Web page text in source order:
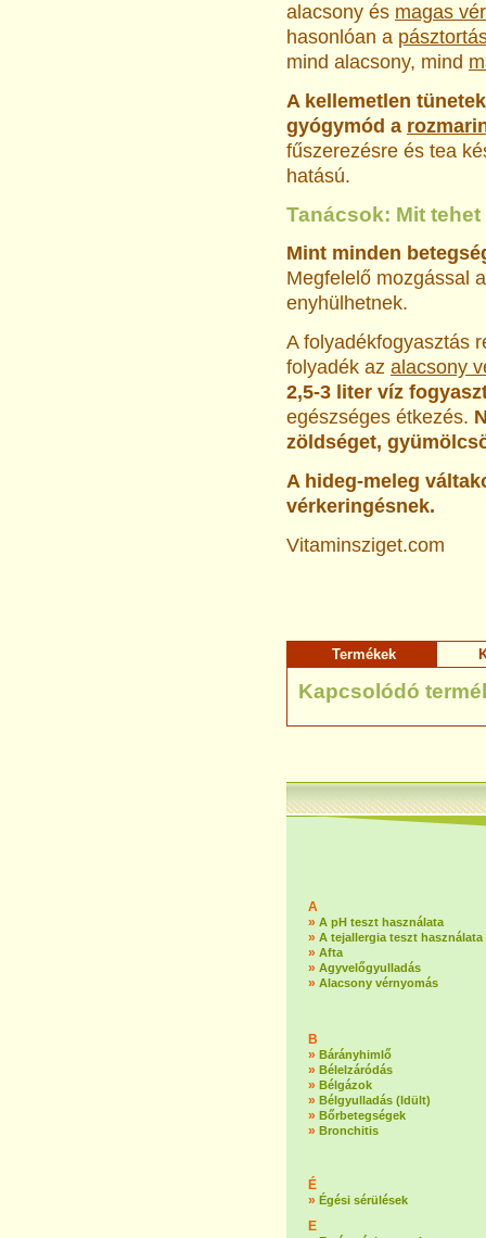
alacsony és magas
hasonlóan a
mind alacsony, mind
A kellemetlen
gyógymód a
fűszerezésre és tea
hatású.
Tanácsok: Mit
Mint minden
Megfelelő mozgással
enyhülhetnek.
A folyadékfogyasztás
folyadék az alacsony
2,5-3 liter víz
egészséges étkezés.
zöldséget,
A hideg-meleg
vérkeringésnek.
Vitaminsziget.com
Termékek
Kapcsolódó
A
» A pH teszt használata
» A tejallergia teszt használata
» Afta
» Agyvelőgyulladás
» Alacsony vérnyomás
B
» Bárányhimlő
» Bélelzáródás
» Bélgázok
» Bélgyulladás (Idült)
» Bőrbetegségek
» Bronchitis
É
» Égési sérülések
E